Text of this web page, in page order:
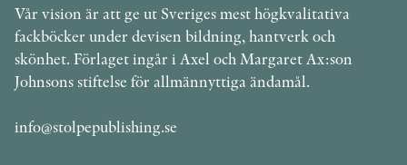
Vår vision är att ge ut Sveriges mest högkvalitativa
fackböcker under devisen bildning, hantverk och
skönhet. Förlaget ingår i Axel och Margaret Ax:son
Johnsons stiftelse för allmännyttiga ändamål.
info@stolpepublishing.se